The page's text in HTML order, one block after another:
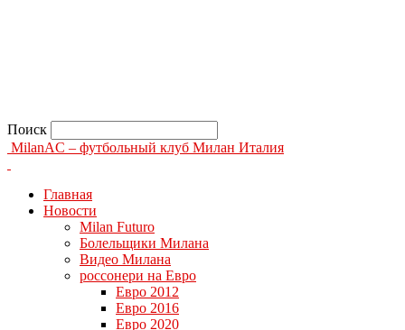
Поиск
MilanAC – футбольный клуб Милан Италия
Главная
Новости
Milan Futuro
Болельщики Милана
Видео Милана
россонери на Евро
Евро 2012
Евро 2016
Евро 2020